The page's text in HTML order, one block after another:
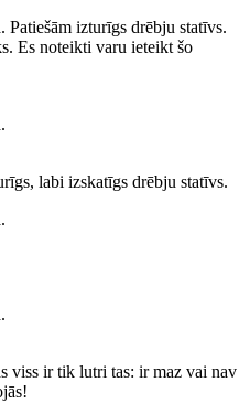
Patiešām izturīgs drēbju statīvs.
Es noteikti varu ieteikt šo
labi izskatīgs drēbju statīvs.
viss ir tik lutri tas: ir maz vai nav